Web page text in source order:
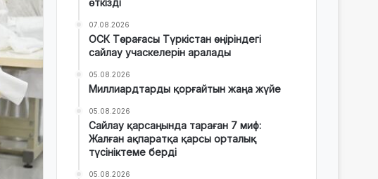
өткізді
07.08.2026
ОСК Төрағасы Түркістан өңіріндегі
сайлау учаскелерін аралады
05.08.2026
Миллиардтарды қорғайтын жаңа жүйе
05.08.2026
Сайлау қарсаңында тараған 7 миф:
Жалған ақпаратқа қарсы орталық
түсініктеме берді
05.08.2026